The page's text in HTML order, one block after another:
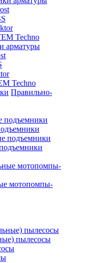
Techno
арматуры
Techno
Правильно-
мотопомпы-
пылесосы